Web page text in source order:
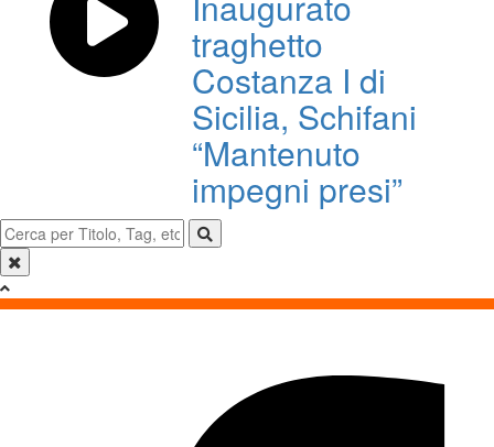
traghetto
Costanza I di
Sicilia, Schifani
“Mantenuto
impegni presi”